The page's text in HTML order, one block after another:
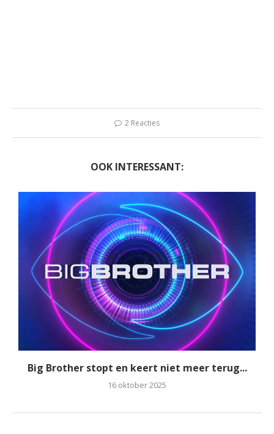
2 Reacties
OOK INTERESSANT:
Big Brother stopt en keert niet meer terug...
16 oktober 2025